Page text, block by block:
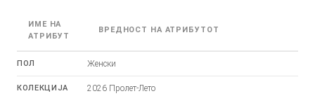
ИМЕ НА
АТРИБУТ
ВРЕДНОСТ НА АТРИБУТОТ
ПОЛ Женски
КОЛЕКЦИЈА 2026 Пролет-Лето